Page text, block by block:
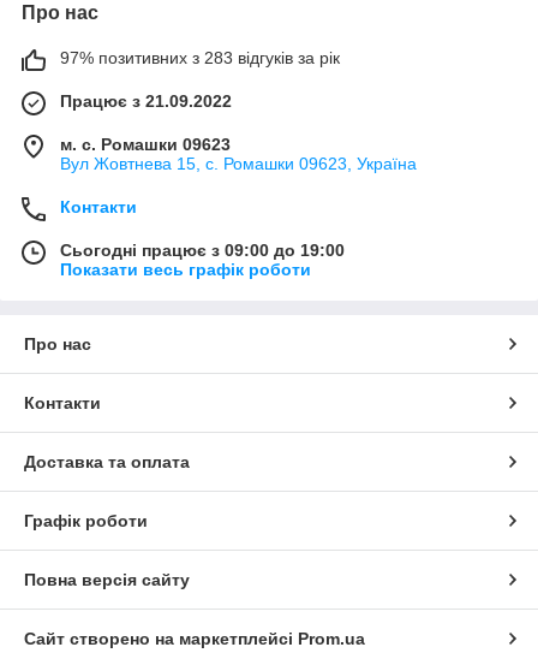
Про нас
97% позитивних з 283 відгуків за рік
Працює з 21.09.2022
м. с. Ромашки 09623
Вул Жовтнева 15, с. Ромашки 09623, Україна
Контакти
Сьогодні працює з 09:00 до 19:00
Показати весь графік роботи
Про нас
Контакти
Доставка та оплата
Графік роботи
Повна версія сайту
Сайт створено на маркетплейсі Prom.ua